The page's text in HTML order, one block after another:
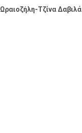
Ωραιοζήλη-Τζίνα Δαβιλά